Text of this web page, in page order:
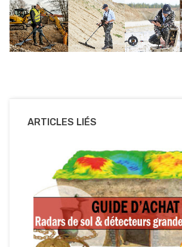
ARTICLES LIÉS